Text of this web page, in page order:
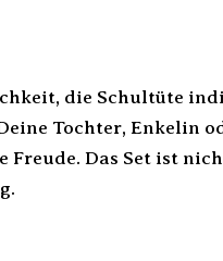
die Schultüte
Tochter, Enkelin
Freude. Das Set ist